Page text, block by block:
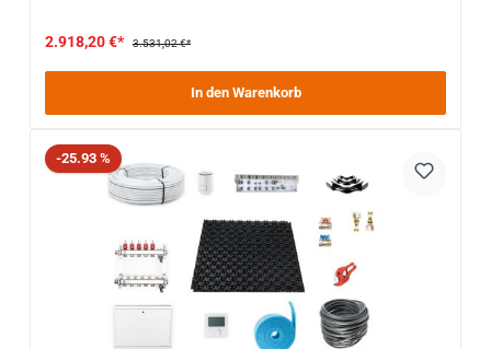
2.918,20 €* 3.531,02 €*
In den Warenkorb
Rabatt
-25.93 %